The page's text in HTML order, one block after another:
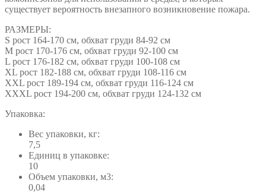
существует вероятность внезапного возникновение пожара.
РАЗМЕРЫ:
S рост 164-170 см, обхват груди 84-92 см
M рост 170-176 см, обхват груди 92-100 см
L рост 176-182 см, обхват груди 100-108 см
ХL рост 182-188 см, обхват груди 108-116 см
ХХL рост 189-194 см, обхват груди 116-124 см
ХХХL рост 194-200 см, обхват груди 124-132 см
Упаковка:
Вес упаковки, кг:
7,5
Единиц в упаковке:
10
Объем упаковки, м3:
0,04